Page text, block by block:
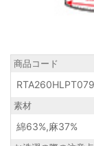
商品コード
RTA260HLPT079
素材
綿63%,麻37%